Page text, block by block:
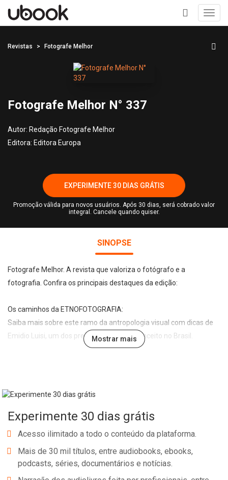
+
Revistas Fotografe Melhor
Fotografe Melhor N° 337
Autor: Redação Fotografe Melhor
Editora: Editora Europa
EXPERIMENTE 30 DIAS GRÁTIS
Promoção válida para novos usuários. Após 30 dias, será cobrado valor
integral. Cancele quando quiser.
SINOPSE
Fotografe Melhor. A revista que valoriza o fotógrafo e a
fotografia. Confira os principais destaques da edição:
Os caminhos da ETNOFOTOGRAFIA:
Saiba mais sobre este ramo da antropologia visual com dicas de
Emidio Luisi, um dos precursores desse conceito no Brasil.
- Veja a série que deu ao fotógrafo Fabio Teixeira o Prêmio Rei da
- Os brasileiros que se destacaram no World Press Photo de 2025;
- Conheça a nova Fuji compacta com sensor de médio formato.
Mostrar mais
Experimente 30 dias grátis
Acesso ilimitado a todo o conteúdo da plataforma.
Mais de 30 mil títulos, entre audiobooks, ebooks,
podcasts, séries, documentários e notícias.